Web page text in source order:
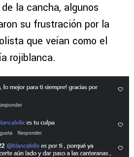
la cancha, algunos
su frustración por la
que veían como el
rojiblanca.